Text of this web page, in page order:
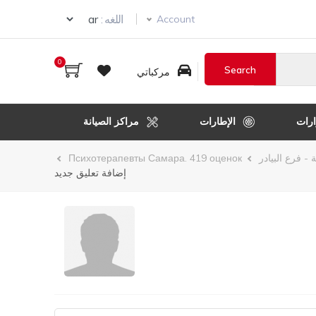
Account اللغه :
Select your language
مركباتي
0
الإطارات مراكز الصيانة
- فرع البيادر
Психотерапевты Самара. 419 оценок
إضافة تعليق جديد